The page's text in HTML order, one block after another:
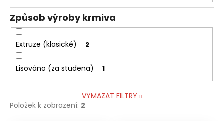
Způsob výroby krmiva
Extruze (klasické) 2
Lisováno (za studena) 1
VYMAZAT FILTRY
Položek k zobrazení: 2